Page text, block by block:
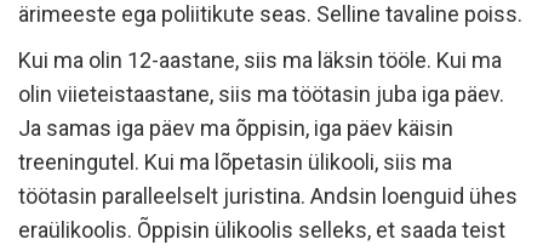
ärimeeste ega poliitikute seas. Selline tavaline poiss.
Kui ma olin 12-aastane, siis ma läksin tööle. Kui ma
olin viieteistaastane, siis ma töötasin juba iga päev.
Ja samas iga päev ma õppisin, iga päev käisin
treeningutel. Kui ma lõpetasin ülikooli, siis ma
töötasin paralleelselt juristina. Andsin loenguid ühes
eraülikoolis. Õppisin ülikoolis selleks, et saada teist